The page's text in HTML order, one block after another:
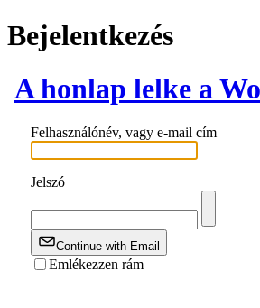
Bejelentkezés
A honlap lelke a
Felhasználónév, vagy e-mail cím
Jelszó
Continue with Email
Emlékezzen rám